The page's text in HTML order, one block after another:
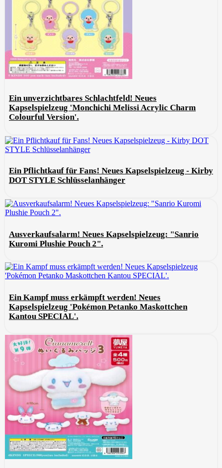
Ein unverzichtbares Schlachtfeld! Neues
Kapselspielzeug 'Monchichi Melissi Acrylic Charm
Colourful Version'.
Ein Pflichtkauf für Fans! Neues Kapselspielzeug - Kirby
DOT STYLE Schlüsselanhänger
Ausverkaufsalarm! Neues Kapselspielzeug: "Sanrio
Kuromi Plushie Pouch 2".
Ein Kampf muss erkämpft werden! Neues
Kapselspielzeug 'Pokémon Petanko Maskottchen
Kantou SPECIAL'.